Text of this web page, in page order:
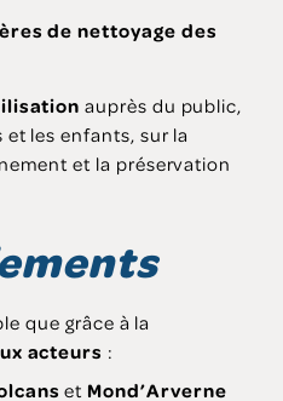
de nettoyage des
auprès du public,
les enfants, sur la
et la préservation
que grâce à la
acteurs :
et Mond’Arverne